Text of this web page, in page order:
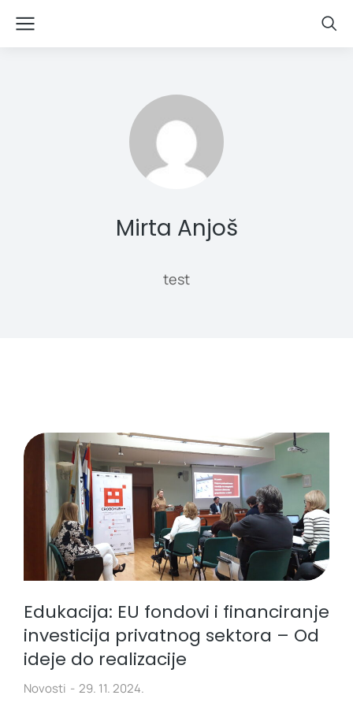
Mirta Anjoš
test
Edukacija: EU fondovi i financiranje
investicija privatnog sektora – Od
ideje do realizacije
Novosti 29. 11. 2024.